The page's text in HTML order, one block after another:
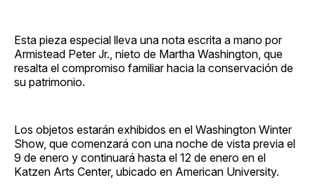
Esta pieza especial lleva una nota escrita a mano por
Armistead Peter Jr., nieto de Martha Washington, que
resalta el compromiso familiar hacia la conservación de
su patrimonio.
Los objetos estarán exhibidos en el Washington Winter
Show, que comenzará con una noche de vista previa el
9 de enero y continuará hasta el 12 de enero en el
Katzen Arts Center, ubicado en American University.